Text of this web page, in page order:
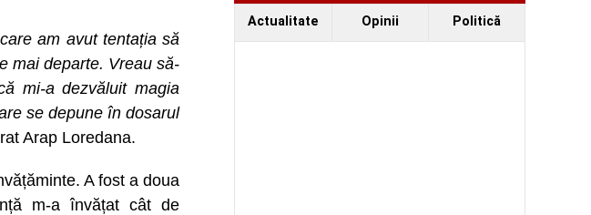
am avut tentația să
mai departe. Vreau să-
mi-a dezvăluit magia
se depune în dosarul
Arap Loredana.
A fost a doua
m-a învățat cât de
Actualitate Opinii Politică